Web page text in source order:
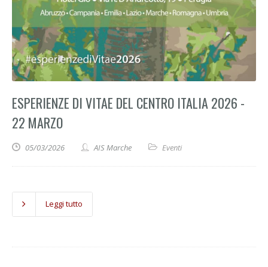
ESPERIENZE DI VITAE DEL CENTRO ITALIA 2026 -
22 MARZO
05/03/2026 AIS Marche Eventi
Leggi tutto